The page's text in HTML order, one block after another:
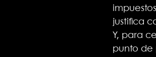
justifica
Y, para
punto de